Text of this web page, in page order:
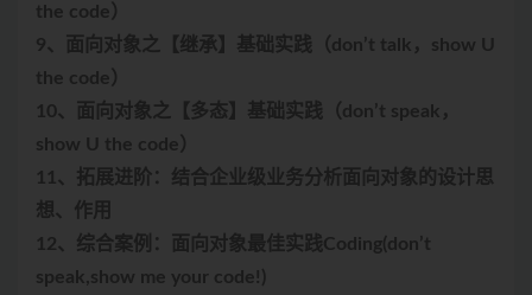
the code）
9、面向对象之【继承】基础实践（don’t talk，show U
the code）
10、面向对象之【多态】基础实践（don’t speak，
show U the code）
11、拓展进阶：结合企业级业务分析面向对象的设计思
想、作用
12、综合案例：面向对象最佳实践Coding(don’t
speak,show me your code!)